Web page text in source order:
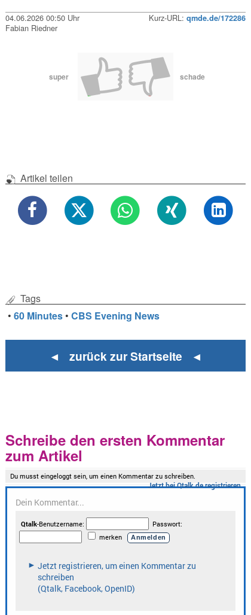
04.06.2026 00:50 Uhr Kurz-URL: qmde.de/172286
Fabian Riedner
super schade
Artikel teilen
Tags
•60 Minutes •CBS Evening News
◄ zurück zur Startseite ◄
Schreibe den ersten Kommentar
zum Artikel